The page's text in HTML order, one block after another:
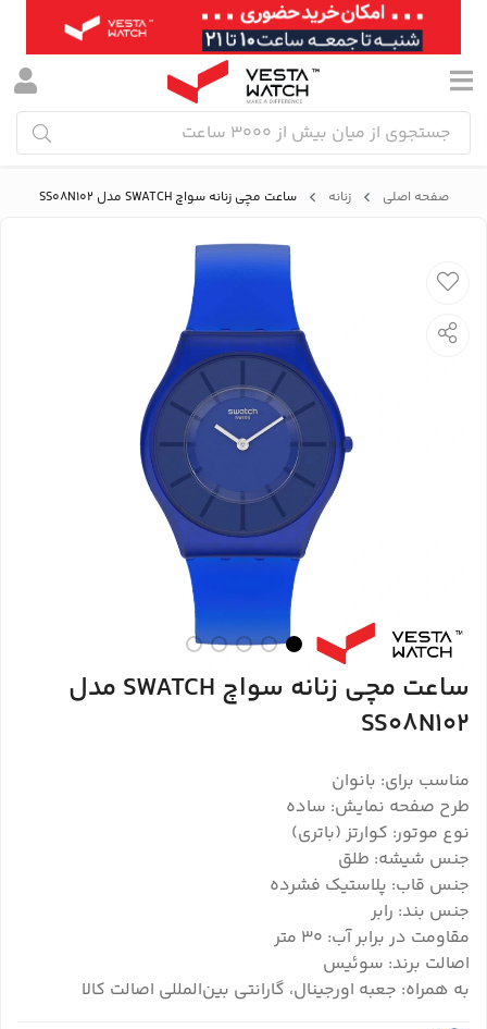
صفحه اصلی زنانه ساعت مچی زنانه سواچ SWATCH مدل SS08N102
ساعت مچی زنانه سواچ SWATCH مدل
SS08N102
مناسب برای: بانوان
طرح صفحه نمایش: ساده
نوع موتور: کوارتز (باتری)
جنس شیشه: طلق
جنس قاب: پلاستیک فشرده
جنس بند: رابر
مقاومت در برابر آب: 30 متر
اصالت برند: سوئیس
به همراه: جعبه اورجینال، گارانتی بین‌المللی اصالت کالا